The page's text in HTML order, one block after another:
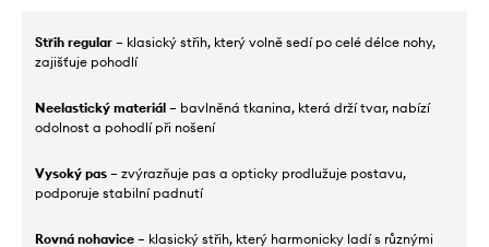
Střih regular – klasický střih, který volně sedí po celé délce nohy,
zajišťuje pohodlí
Neelastický materiál – bavlněná tkanina, která drží tvar, nabízí
odolnost a pohodlí při nošení
Vysoký pas – zvýrazňuje pas a opticky prodlužuje postavu,
podporuje stabilní padnutí
Rovná nohavice – klasický střih, který harmonicky ladí s různými